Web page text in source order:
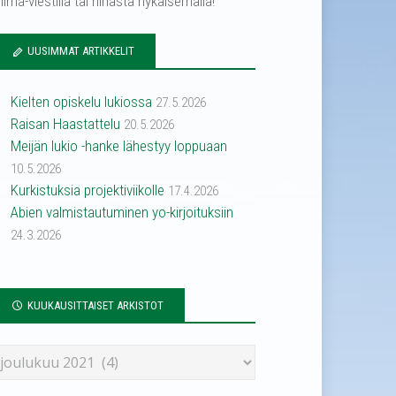
UUSIMMAT ARTIKKELIT
Kielten opiskelu lukiossa 27.5.2026
Raisan Haastattelu 20.5.2026
Meijän lukio -hanke lähestyy loppuaan
10.5.2026
Kurkistuksia projektiviikolle 17.4.2026
Abien valmistautuminen yo-kirjoituksiin
24.3.2026
KUUKAUSITTAISET ARKISTOT